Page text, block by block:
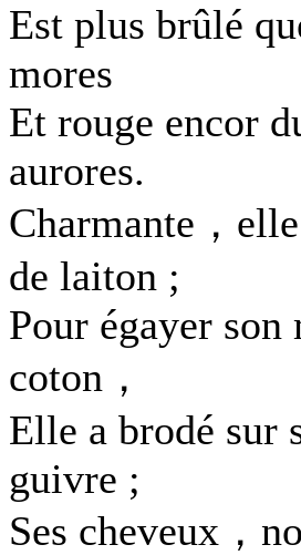
Est plus brûlé
mores
Et rouge encor
aurores.
Charmante，
de laiton ;
Pour égayer
coton，
Elle a brodé sur
guivre ;
Ses cheveux，